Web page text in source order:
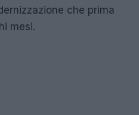
che prima
mesi.